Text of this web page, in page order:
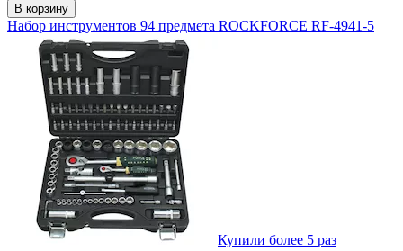
В корзину
Набор инструментов 94 предмета ROCKFORCE RF-4941-5
Купили более 5 раз